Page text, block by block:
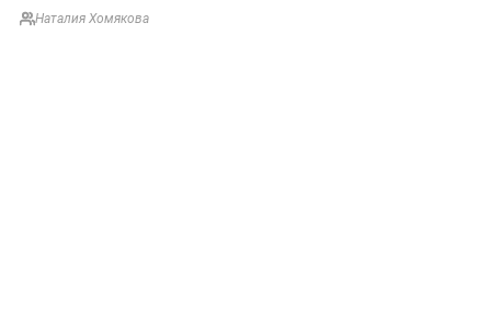
Наталия Хомякова